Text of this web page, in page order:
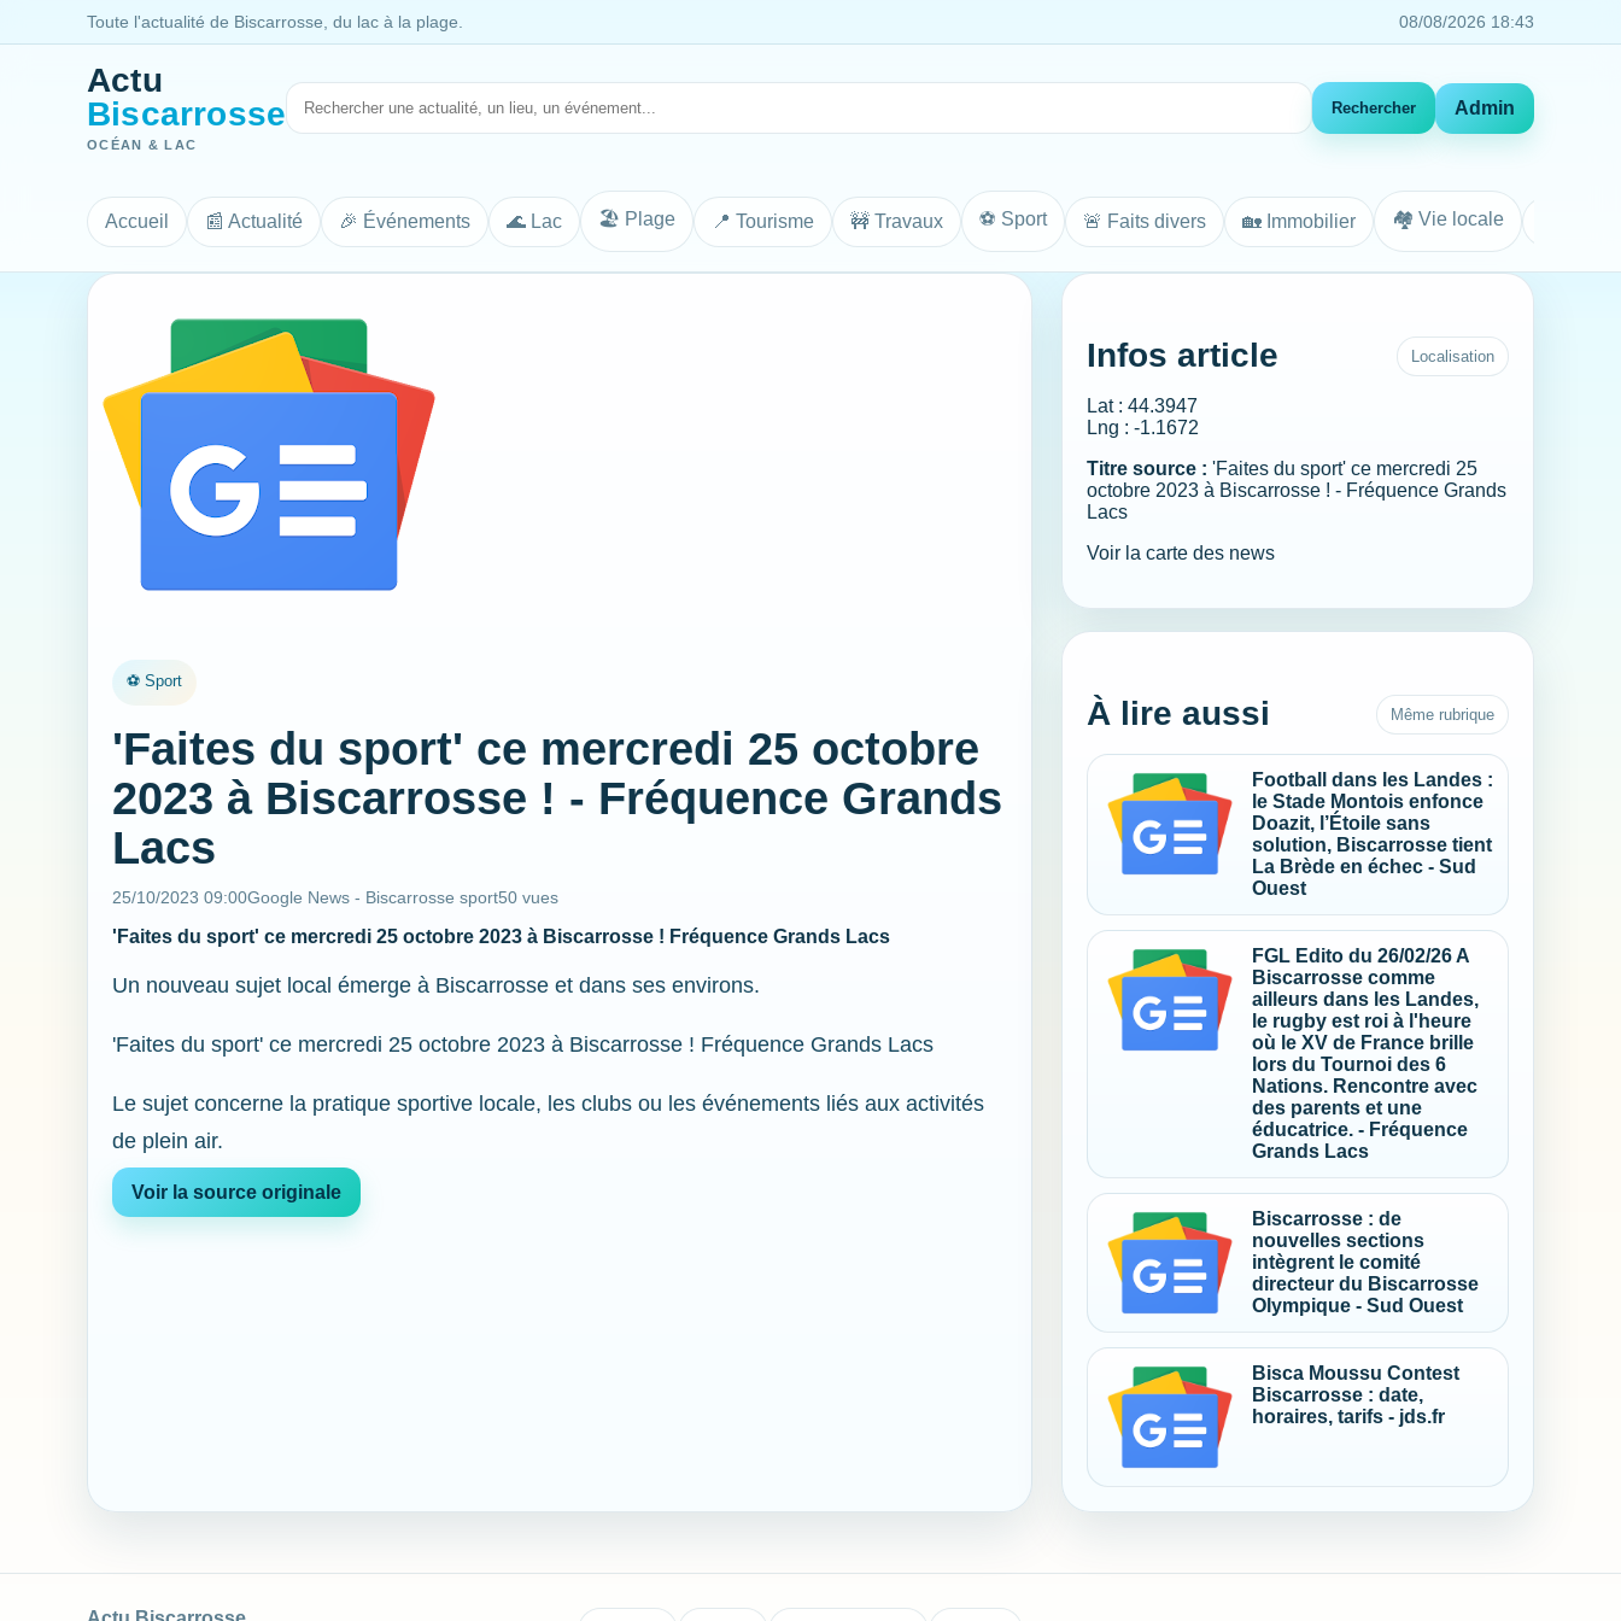
Toute l'actualité de Biscarrosse, du lac à la plage. 08/08/2026 18:43
Actu
Biscarrosse
OCÉAN & LAC
Rechercher Admin
Accueil 📰 Actualité 🎉 Événements 🌊 Lac 🏖️ Plage 📍 Tourisme 🚧 Travaux ⚽ Sport 🚨 Faits divers 🏡 Immobilier 🏘️ Vie locale
⚽ Sport
'Faites du sport' ce mercredi 25 octobre
2023 à Biscarrosse ! - Fréquence Grands
Lacs
25/10/2023 09:00Google News - Biscarrosse sport50 vues
'Faites du sport' ce mercredi 25 octobre 2023 à Biscarrosse ! Fréquence Grands Lacs
Un nouveau sujet local émerge à Biscarrosse et dans ses environs.
'Faites du sport' ce mercredi 25 octobre 2023 à Biscarrosse ! Fréquence Grands Lacs
Le sujet concerne la pratique sportive locale, les clubs ou les événements liés aux activités
de plein air.
Voir la source originale
Infos article Localisation
Lat : 44.3947
Lng : -1.1672
Titre source : 'Faites du sport' ce mercredi 25
octobre 2023 à Biscarrosse ! - Fréquence Grands
Lacs
Voir la carte des news
À lire aussi Même rubrique
Football dans les Landes :
le Stade Montois enfonce
Doazit, l’Étoile sans
solution, Biscarrosse tient
La Brède en échec - Sud
Ouest
FGL Edito du 26/02/26 A
Biscarrosse comme
ailleurs dans les Landes,
le rugby est roi à l'heure
où le XV de France brille
lors du Tournoi des 6
Nations. Rencontre avec
des parents et une
éducatrice. - Fréquence
Grands Lacs
Biscarrosse : de
nouvelles sections
intègrent le comité
directeur du Biscarrosse
Olympique - Sud Ouest
Bisca Moussu Contest
Biscarrosse : date,
horaires, tarifs - jds.fr